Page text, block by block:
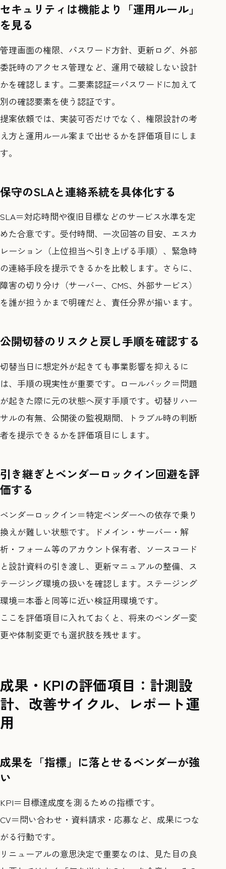
セキュリティは機能より「運用ルール」
を見る
管理画面の権限、パスワード方針、更新ログ、外部
委託時のアクセス管理など、運用で破綻しない設計
かを確認します。二要素認証＝パスワードに加えて
別の確認要素を使う認証です。
提案依頼では、実装可否だけでなく、権限設計の考
え方と運用ルール案まで出せるかを評価項目にしま
す。
保守のSLAと連絡系統を具体化する
SLA＝対応時間や復旧目標などのサービス水準を定
めた合意です。受付時間、一次回答の目安、エスカ
レーション（上位担当へ引き上げる手順）、緊急時
の連絡手段を提示できるかを比較します。さらに、
障害の切り分け（サーバー、CMS、外部サービス）
を誰が担うかまで明確だと、責任分界が揃います。
公開切替のリスクと戻し手順を確認する
切替当日に想定外が起きても事業影響を抑えるに
は、手順の現実性が重要です。ロールバック＝問題
が起きた際に元の状態へ戻す手順です。切替リハー
サルの有無、公開後の監視期間、トラブル時の判断
者を提示できるかを評価項目にします。
引き継ぎとベンダーロックイン回避を評
価する
ベンダーロックイン＝特定ベンダーへの依存で乗り
換えが難しい状態です。ドメイン・サーバー・解
析・フォーム等のアカウント保有者、ソースコード
と設計資料の引き渡し、更新マニュアルの整備、ス
テージング環境の扱いを確認します。ステージング
環境＝本番と同等に近い検証用環境です。
ここを評価項目に入れておくと、将来のベンダー変
更や体制変更でも選択肢を残せます。
成果・KPIの評価項目：計測設
計、改善サイクル、レポート運
用
成果を「指標」に落とせるベンダーが強
い
KPI＝目標達成度を測るための指標です。
CV＝問い合わせ・資料請求・応募など、成果につな
がる行動です。
リニューアルの意思決定で重要なのは、見た目の良